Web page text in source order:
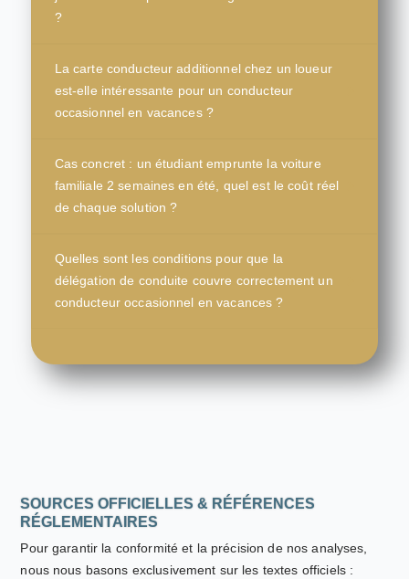
?
La carte conducteur additionnel chez un loueur
est-elle intéressante pour un conducteur
occasionnel en vacances ?
Cas concret : un étudiant emprunte la voiture
familiale 2 semaines en été, quel est le coût réel
de chaque solution ?
Quelles sont les conditions pour que la
délégation de conduite couvre correctement un
conducteur occasionnel en vacances ?
SOURCES OFFICIELLES & RÉFÉRENCES
RÉGLEMENTAIRES
Pour garantir la conformité et la précision de nos analyses,
nous nous basons exclusivement sur les textes officiels :